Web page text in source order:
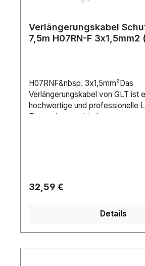
Verlängerungskabel
7,5m H07RN-F 3x1,5mm2
H07RNF&nbsp. 3x1,5mm²Das
Verlängerungskabel von GLT ist
hochwertige und professionelle
Einsatz in verschiedenen
Zusätzlich beinhaltet der
Schrumpfschlauch zur
Verlängerungskabel von GLT
Regulärer Preis:
32,59 €
Details